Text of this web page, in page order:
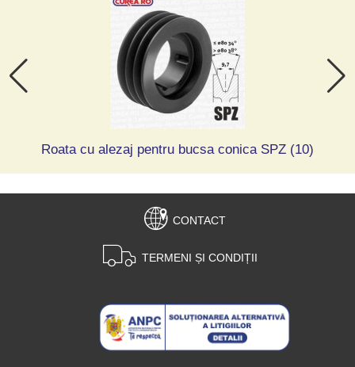
Roata cu alezaj pentru bucsa conica SPZ (10)
CONTACT
TERMENI ȘI CONDIȚII